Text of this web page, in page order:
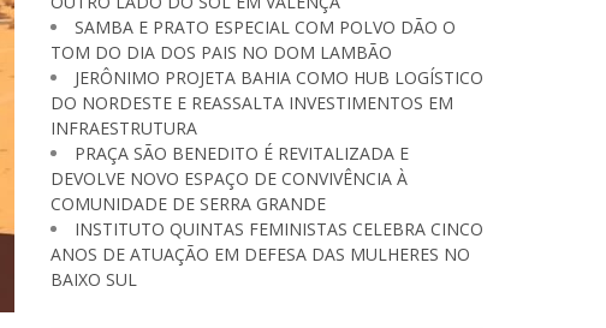
SAMBA E PRATO ESPECIAL COM POLVO DÃO O
TOM DO DIA DOS PAIS NO DOM LAMBÃO
JERÔNIMO PROJETA BAHIA COMO HUB LOGÍSTICO
DO NORDESTE E REASSALTA INVESTIMENTOS EM
INFRAESTRUTURA
PRAÇA SÃO BENEDITO É REVITALIZADA E
DEVOLVE NOVO ESPAÇO DE CONVIVÊNCIA À
COMUNIDADE DE SERRA GRANDE
INSTITUTO QUINTAS FEMINISTAS CELEBRA CINCO
ANOS DE ATUAÇÃO EM DEFESA DAS MULHERES NO
BAIXO SUL